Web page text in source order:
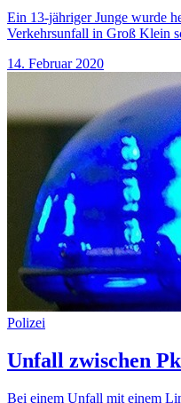
Ein 13-jähriger Junge wurde
Verkehrsunfall in Groß Klein
14. Februar 2020
Polizei
Unfall zwischen
Bei einem Unfall mit einem